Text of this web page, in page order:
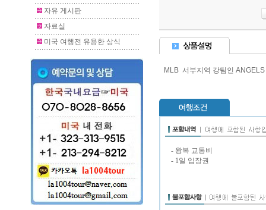
자유 게시판
자료실
미국 여행전 유용한 상식
MLB 서부지역 강팀인
- 왕복 교통비
- 1일 입장권